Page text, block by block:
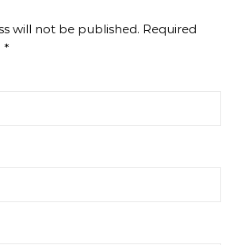
will not be published. Required
*